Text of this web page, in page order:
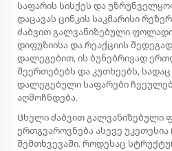
საფარის სისქეს და
დაცავას ცინკის საკმარისი
ძაბვით გალვანიზებული
დიფუზიისა და რეაქციის
დალეგებით, ის ბუნებრივად
შეერთებებს და კუთხეებს,
დალეგებული საფარები
აღმოჩნდება.
Ცხელი ძაბვით გალვანიზებული
ერთგვაროვნება ასევე
შემთხვევაში. როდესაც